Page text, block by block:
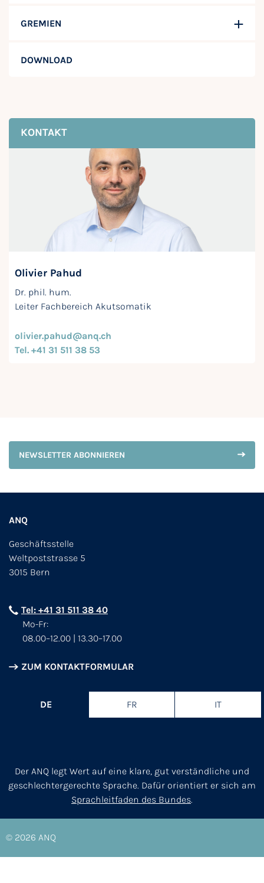
GREMIEN
DOWNLOAD
KONTAKT
Olivier Pahud
Dr. phil. hum.
Leiter Fachbereich Akutsomatik
olivier.pahud@anq.ch
Tel. +41 31 511 38 53
NEWSLETTER ABONNIEREN
ANQ
Geschäftsstelle
Weltpoststrasse 5
3015 Bern
Tel: +41 31 511 38 40
Mo-Fr:
08.00–12.00 | 13.30–17.00
ZUM KONTAKTFORMULAR
DE FR IT
Der ANQ legt Wert auf eine klare, gut verständliche und
geschlechtergerechte Sprache. Dafür orientiert er sich am
Sprachleitfaden des Bundes.
© 2026 ANQ